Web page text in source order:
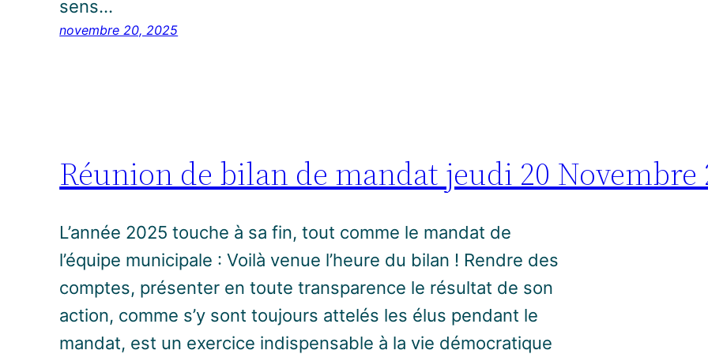
sens…
novembre 20, 2025
Réunion de bilan de mandat jeudi 20 Novembre
L’année 2025 touche à sa fin, tout comme le mandat de
l’équipe municipale : Voilà venue l’heure du bilan ! Rendre des
comptes, présenter en toute transparence le résultat de son
action, comme s’y sont toujours attelés les élus pendant le
mandat, est un exercice indispensable à la vie démocratique